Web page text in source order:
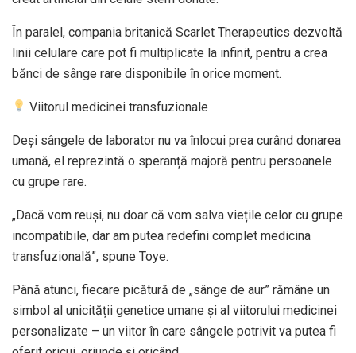
În paralel, compania britanică Scarlet Therapeutics dezvoltă
linii celulare care pot fi multiplicate la infinit, pentru a crea
bănci de sânge rare disponibile în orice moment.
Viitorul medicinei transfuzionale
Deși sângele de laborator nu va înlocui prea curând donarea
umană, el reprezintă o speranță majoră pentru persoanele
cu grupe rare.
„Dacă vom reuși, nu doar că vom salva viețile celor cu grupe
incompatibile, dar am putea redefini complet medicina
transfuzională”, spune Toye.
Până atunci, fiecare picătură de „sânge de aur” rămâne un
simbol al unicității genetice umane și al viitorului medicinei
personalizate – un viitor în care sângele potrivit va putea fi